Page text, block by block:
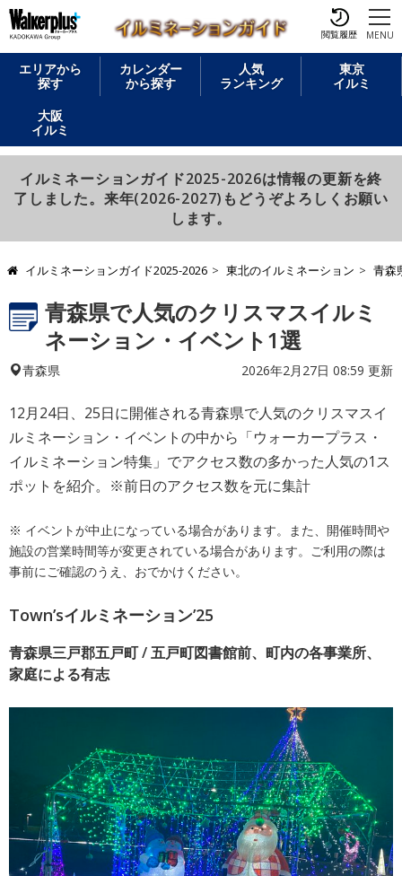
閲覧履歴 MENU
エリアから
探す
カレンダー
から探す
人気
ランキング
東京
イルミ
大阪
イルミ
イルミネーションガイド2025-2026は情報の更新を終
了しました。来年(2026-2027)もどうぞよろしくお願い
します。
イルミネーションガイド2025-2026 東北のイルミネーション 青森
青森県で人気のクリスマスイルミ
ネーション・イベント1選
青森県 2026年2月27日 08:59 更新
12月24日、25日に開催される青森県で人気のクリスマスイ
ルミネーション・イベントの中から「ウォーカープラス・
イルミネーション特集」でアクセス数の多かった人気の1ス
ポットを紹介。※前日のアクセス数を元に集計
※ イベントが中止になっている場合があります。また、開催時間や
施設の営業時間等が変更されている場合があります。ご利用の際は
事前にご確認のうえ、おでかけください。
Town’sイルミネーション’25
青森県三戸郡五戸町 / 五戸町図書館前、町内の各事業所、
家庭による有志